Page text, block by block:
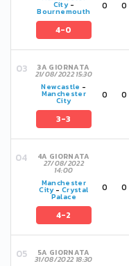
City-
Bournemouth
4-0
0 0
3A GIORNATA
21/08/2022 15:30
Newcastle -
Manchester
City
3-3
0 0
4A GIORNATA
27/08/2022
14:00
Manchester
City- Crystal
Palace
4-2
0 0
5A GIORNATA
31/08/2022 18:30